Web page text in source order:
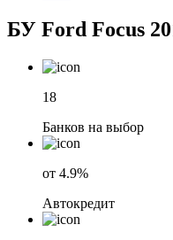
БУ Ford Focus
18
Банков на выбор
от 4.9%
Автокредит